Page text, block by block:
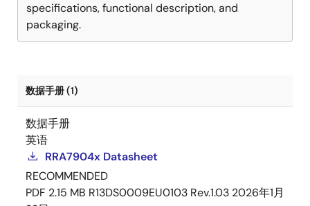
specifications, functional description, and
packaging.
数据手册 (1)
数据手册
英语
RRA7904x Datasheet
RECOMMENDED
PDF 2.15 MB R13DS0009EU0103 Rev.1.03 2026年1月